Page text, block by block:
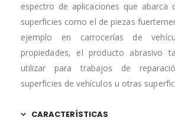
espectro de aplicaciones que abarca
superficies como el de piezas
ejemplo en carrocerías de
propiedades, el producto abrasivo
utilizar para trabajos de
superficies de vehículos u otras
CARACTERÍSTICAS